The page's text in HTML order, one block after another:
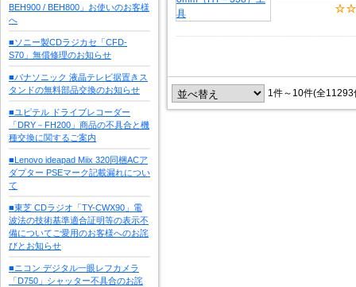
BEH900 / BEH800」お使いのお客様
へ
■ソニー製CDラジカセ「CFD-
S70」無償修理のお知らせ
■パナソニック 液晶テレビ据置きス
タンドの無料部品交換のお知らせ
■ユピテル ドライブレコーダー
「DRY－FH200」商品の不具合と機
種交換に関するご案内
■Lenovo ideapad Miix 320同梱ACア
ダプター PSEマーク記載漏れについ
て
■東芝 CDラジオ「TY-CWX90」電
波法の技術基準適合証明等の表示不
備についてご愛用のお客様へのお詫
びとお知らせ
■ニコン デジタル一眼レフカメラ
「D750」シャッター不具合のお詫
1件～10件(全